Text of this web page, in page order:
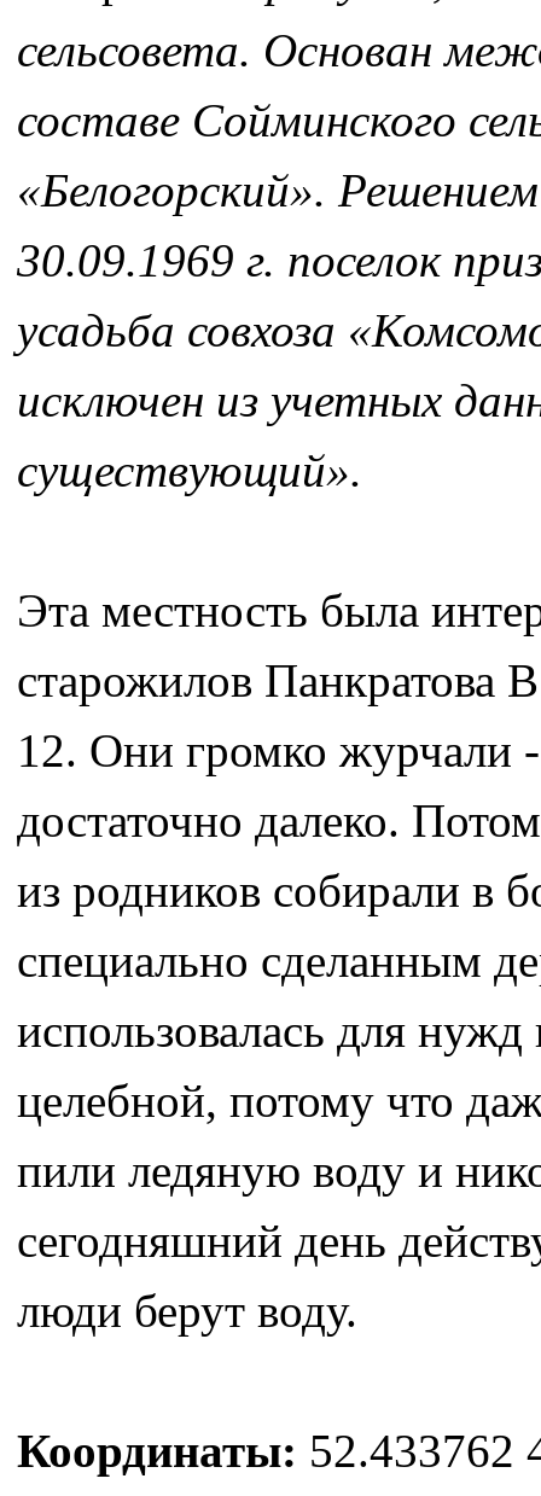
сельсовета. Основан
составе Сойминского
«Белогорский».
30.09.1969 г. поселок
усадьба совхоза
исключен из учетных
существующий».
Эта местность была
старожилов
12. Они громко журчали
достаточно далеко.
из родников собирали в
специально сделанным
использовалась для
целебной, потому что
пили ледяную воду и
сегодняшний день
люди берут воду.
Координаты: 52.433762